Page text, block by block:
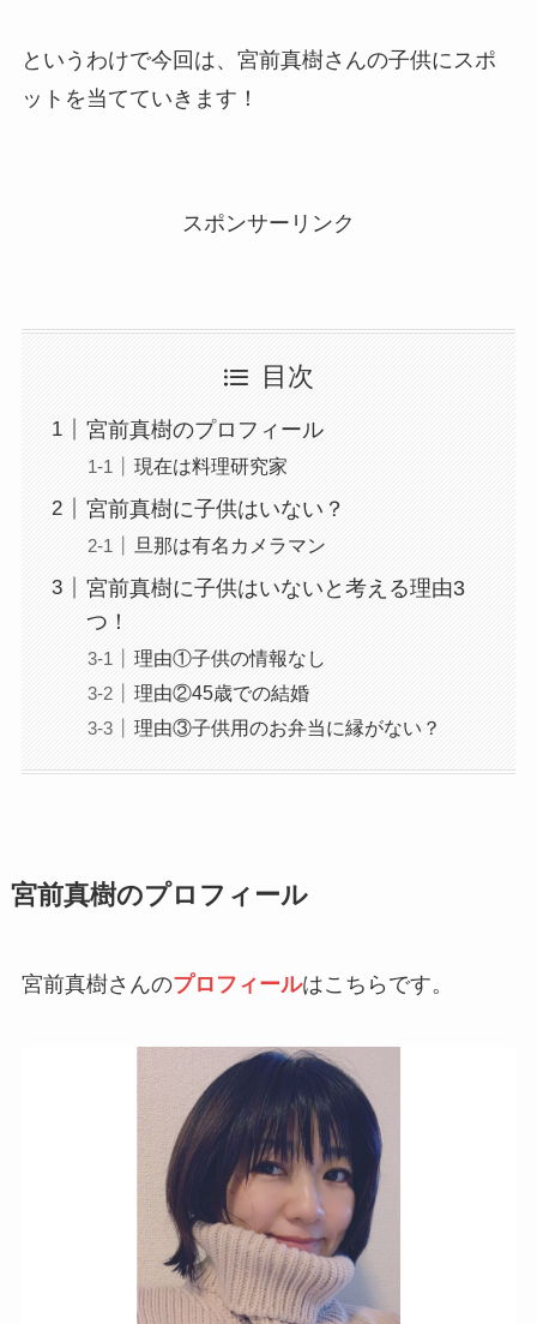
というわけで今回は、宮前真樹さんの子供にスポ
ットを当てていきます！
スポンサーリンク
目次
宮前真樹のプロフィール
現在は料理研究家
宮前真樹に子供はいない？
旦那は有名カメラマン
宮前真樹に子供はいないと考える理由3
つ！
理由①子供の情報なし
理由②45歳での結婚
理由③子供用のお弁当に縁がない？
宮前真樹のプロフィール
宮前真樹さんのプロフィールはこちらです。